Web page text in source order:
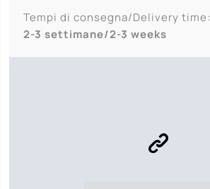
Tempi di consegna/Delivery time:
2-3 settimane/2-3 weeks